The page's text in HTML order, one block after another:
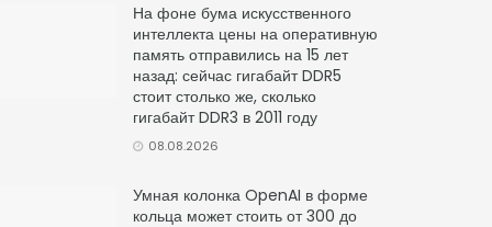
На фоне бума искусственного
интеллекта цены на оперативную
память отправились на 15 лет
назад: сейчас гигабайт DDR5
стоит столько же, сколько
гигабайт DDR3 в 2011 году
08.08.2026
Умная колонка OpenAI в форме
кольца может стоить от 300 до